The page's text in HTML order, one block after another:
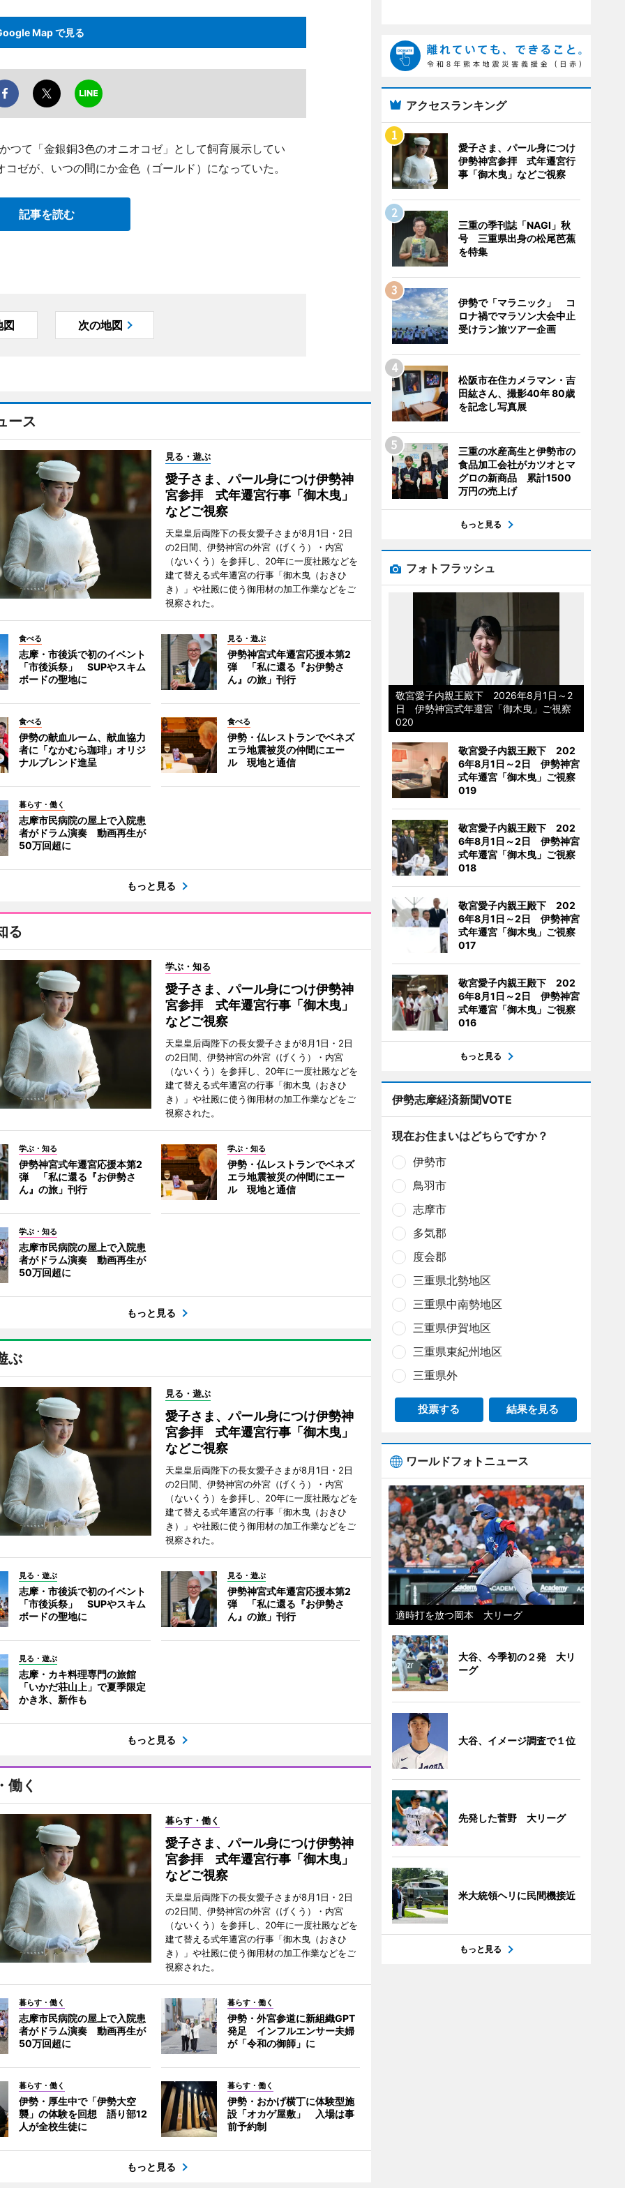
Map で見る
つて「金銀銅3色のオニオコゼ」として飼育展示してい
ゼが、いつの間にか金色（ゴールド）になっていた。
記事を読む
図 次の地図
ース
見る・遊ぶ
愛子さま、パール身につけ伊勢神
宮参拝 式年遷宮行事「御木曳」
などご視察
天皇皇后両陛下の長女愛子さまが8月1日・2日
の2日間、伊勢神宮の外宮（げくう）・内宮
（ないくう）を参拝し、20年に一度社殿などを
建て替える式年遷宮の行事「御木曳（おきひ
き）」や社殿に使う御用材の加工作業などをご
視察された。
食べる
志摩・市後浜で初のイベント
「市後浜祭」 SUPやスキム
ボードの聖地に
見る・遊ぶ
伊勢神宮式年遷宮応援本第2
弾 「私に還る『お伊勢さ
ん』の旅」刊行
食べる
伊勢の献血ルーム、献血協力
者に「なかむら珈琲」オリジ
ナルブレンド進呈
食べる
伊勢・仏レストランでベネズ
エラ地震被災の仲間にエー
ル 現地と通信
暮らす・働く
志摩市民病院の屋上で入院患
者がドラム演奏 動画再生が
50万回超に
もっと見る
る
学ぶ・知る
愛子さま、パール身につけ伊勢神
宮参拝 式年遷宮行事「御木曳」
などご視察
天皇皇后両陛下の長女愛子さまが8月1日・2日
の2日間、伊勢神宮の外宮（げくう）・内宮
（ないくう）を参拝し、20年に一度社殿などを
建て替える式年遷宮の行事「御木曳（おきひ
き）」や社殿に使う御用材の加工作業などをご
視察された。
学ぶ・知る
伊勢神宮式年遷宮応援本第2
弾 「私に還る『お伊勢さ
ん』の旅」刊行
学ぶ・知る
伊勢・仏レストランでベネズ
エラ地震被災の仲間にエー
ル 現地と通信
学ぶ・知る
志摩市民病院の屋上で入院患
者がドラム演奏 動画再生が
50万回超に
もっと見る
ぶ
見る・遊ぶ
愛子さま、パール身につけ伊勢神
宮参拝 式年遷宮行事「御木曳」
などご視察
天皇皇后両陛下の長女愛子さまが8月1日・2日
の2日間、伊勢神宮の外宮（げくう）・内宮
（ないくう）を参拝し、20年に一度社殿などを
建て替える式年遷宮の行事「御木曳（おきひ
き）」や社殿に使う御用材の加工作業などをご
視察された。
見る・遊ぶ
志摩・市後浜で初のイベント
「市後浜祭」 SUPやスキム
ボードの聖地に
見る・遊ぶ
伊勢神宮式年遷宮応援本第2
弾 「私に還る『お伊勢さ
ん』の旅」刊行
見る・遊ぶ
志摩・カキ料理専門の旅館
「いかだ荘山上」で夏季限定
かき氷、新作も
もっと見る
働く
暮らす・働く
愛子さま、パール身につけ伊勢神
宮参拝 式年遷宮行事「御木曳」
などご視察
天皇皇后両陛下の長女愛子さまが8月1日・2日
の2日間、伊勢神宮の外宮（げくう）・内宮
（ないくう）を参拝し、20年に一度社殿などを
建て替える式年遷宮の行事「御木曳（おきひ
き）」や社殿に使う御用材の加工作業などをご
視察された。
暮らす・働く
志摩市民病院の屋上で入院患
者がドラム演奏 動画再生が
50万回超に
暮らす・働く
伊勢・外宮参道に新組織GPT
発足 インフルエンサー夫婦
が「令和の御師」に
暮らす・働く
伊勢・厚生中で「伊勢大空
襲」の体験を回想 語り部12
人が全校生徒に
暮らす・働く
伊勢・おかげ横丁に体験型施
設「オカゲ屋敷」 入場は事
前予約制
もっと見る
アクセスランキング
愛子さま、パール身につけ
伊勢神宮参拝 式年遷宮行
事「御木曳」などご視察
三重の季刊誌「NAGI」秋
号 三重県出身の松尾芭蕉
を特集
伊勢で「マラニック」 コ
ロナ禍でマラソン大会中止
受けラン旅ツアー企画
松阪市在住カメラマン・吉
田紘さん、撮影40年 80歳
を記念し写真展
三重の水産高生と伊勢市の
食品加工会社がカツオとマ
グロの新商品 累計1500
万円の売上げ
もっと見る
フォトフラッシュ
敬宮愛子内親王殿下 2026年8月1日～2
日 伊勢神宮式年遷宮「御木曳」ご視察
020
敬宮愛子内親王殿下 202
6年8月1日～2日 伊勢神宮
式年遷宮「御木曳」ご視察
019
敬宮愛子内親王殿下 202
6年8月1日～2日 伊勢神宮
式年遷宮「御木曳」ご視察
018
敬宮愛子内親王殿下 202
6年8月1日～2日 伊勢神宮
式年遷宮「御木曳」ご視察
017
敬宮愛子内親王殿下 202
6年8月1日～2日 伊勢神宮
式年遷宮「御木曳」ご視察
016
もっと見る
伊勢志摩経済新聞VOTE
現在お住まいはどちらですか？
伊勢市
鳥羽市
志摩市
多気郡
度会郡
三重県北勢地区
三重県中南勢地区
三重県伊賀地区
三重県東紀州地区
三重県外
投票する 結果を見る
ワールドフォトニュース
適時打を放つ岡本 大リーグ
大谷、今季初の２発 大リ
ーグ
大谷、イメージ調査で１位
先発した菅野 大リーグ
米大統領ヘリに民間機接近
もっと見る